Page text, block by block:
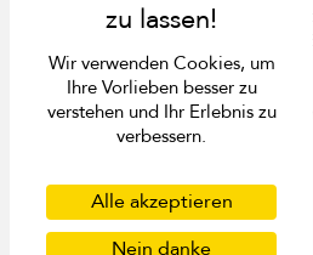
Copyright ©️ 2026 St. Barts Villa
Vereinigten Königreich an +44 2
Vereinigten Staaten von Amerika
Frankreich +33 1 78 90 04 96.
Villa Finder Pte. Ltd. ist unter
Datenschutzbestimmungen
Cookies
Wir verwenden Cookies, um
Ihre Vorlieben besser zu
verstehen und Ihr Erlebnis zu
verbessern.
Alle akzeptieren
Nein danke